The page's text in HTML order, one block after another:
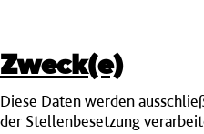
Zweck(e)
Diese Daten werden
der Stellenbesetzung